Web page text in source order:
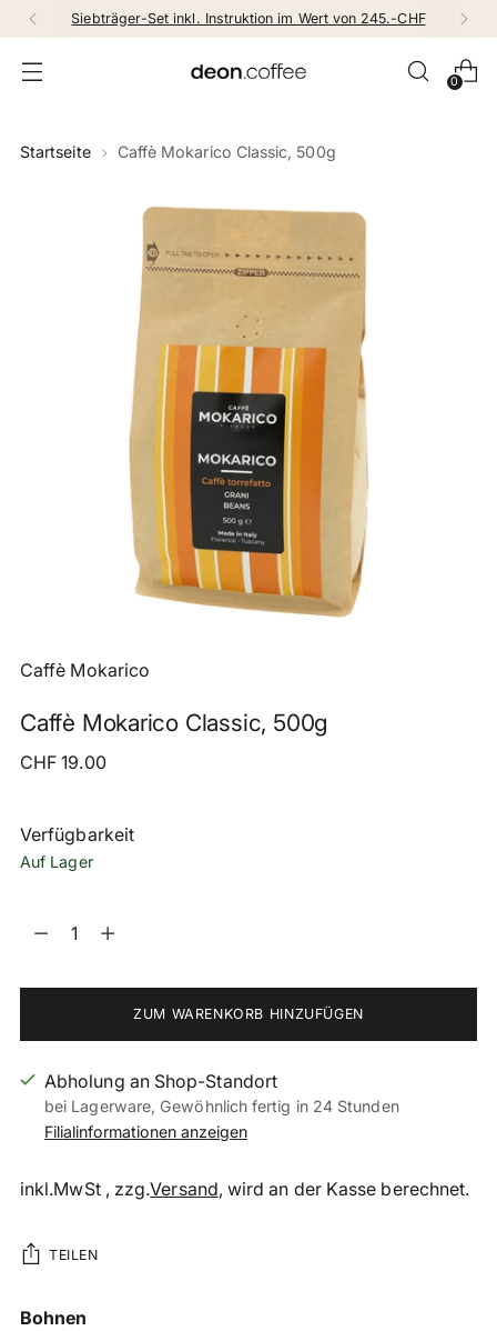
Siebträger-Set inkl. Instruktion im Wert von 245.-CHF
0
Startseite Caffè Mokarico Classic, 500g
Caffè Mokarico
Caffè Mokarico Classic, 500g
Regulärer
CHF 19.00
Verfügbarkeit
Auf Lager
Menge
ZUM WARENKORB HINZUFÜGEN
Abholung an Shop-Standort
bei Lagerware, Gewöhnlich fertig in 24 Stunden
Filialinformationen anzeigen
inkl.MwSt , zzg.Versand, wird an der Kasse berechnet.
TEILEN
Produkt
Bohnen